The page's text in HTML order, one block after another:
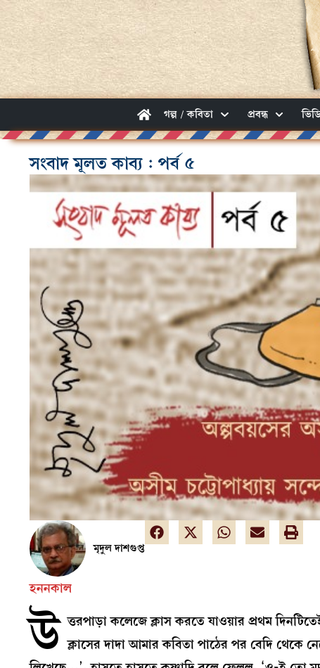
গল্প / কবিতা প্রবন্ধ
সংবাদ মূলত কাব্য : পর্ব ৫
মৃদুল দাশগুপ্ত
হননকাল
উ ত্তরপাড়া কলেজে ক্লাস করতে যাওয়ার প্রথম
ক্লাসের দাদা আমার কবিতা পাঠের পর বেদি